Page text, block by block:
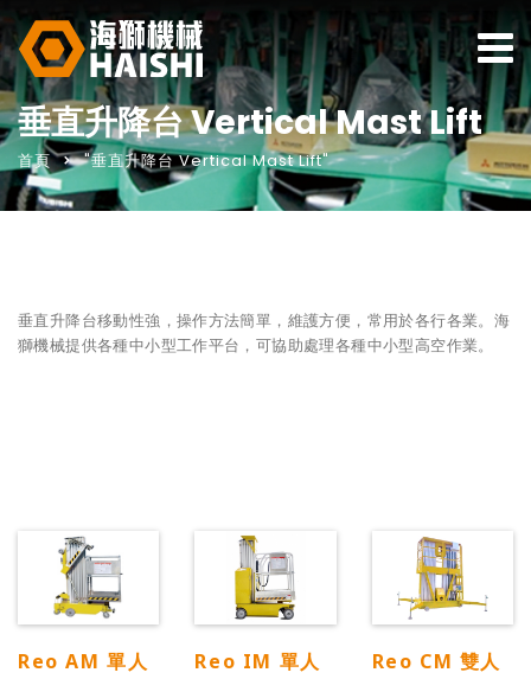
垂直升降台 Vertical Mast Lift
垂直升降台移動性強，操作方法簡單，維護方便，常用於各行各業。海
獅機械提供各種中小型工作平台，可協助處理各種中小型高空作業。
首頁 "垂直升降台 Vertical Mast Lift"
Reo AM 單人
Reo IM 單人
Reo CM 雙人